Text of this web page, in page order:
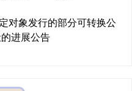
对象发行的部分可转换公
进展公告